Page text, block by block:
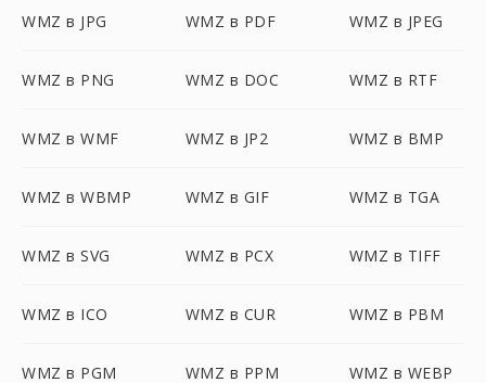
WMZ в JPG WMZ в PDF WMZ в JPEG
WMZ в PNG WMZ в DOC WMZ в RTF
WMZ в WMF WMZ в JP2 WMZ в BMP
WMZ в WBMP WMZ в GIF WMZ в TGA
WMZ в SVG WMZ в PCX WMZ в TIFF
WMZ в ICO WMZ в CUR WMZ в PBM
WMZ в PGM WMZ в PPM WMZ в WEBP